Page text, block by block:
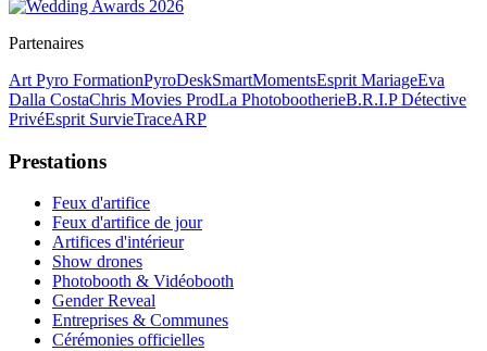
Partenaires
Art Pyro FormationPyroDeskSmartMomentsEsprit MariageEva
Dalla CostaChris Movies ProdLa PhotobootherieB.R.I.P Détective
PrivéEsprit SurvieTraceARP
Prestations
Feux d'artifice
Feux d'artifice de jour
Artifices d'intérieur
Show drones
Photobooth & Vidéobooth
Gender Reveal
Entreprises & Communes
Cérémonies officielles